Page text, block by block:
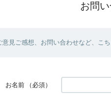
お問
見ご感想、お問い合わせなど、こ
お名前 （必須）